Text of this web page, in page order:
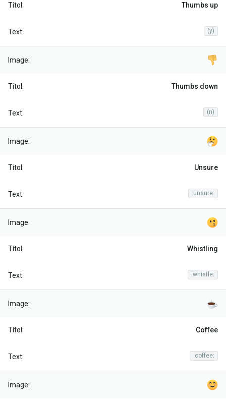
Thumbs up
(y)
Thumbs down
(n)
Unsure
:unsure:
Whistling
:whistle:
Coffee
:coffee: